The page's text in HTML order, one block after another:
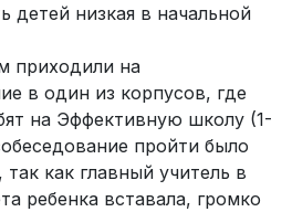
детей низкая в начальной
приходили на
в один из корпусов, где
на Эффективную школу (1-
пройти было
как главный учитель в
ребенка вставала, громко